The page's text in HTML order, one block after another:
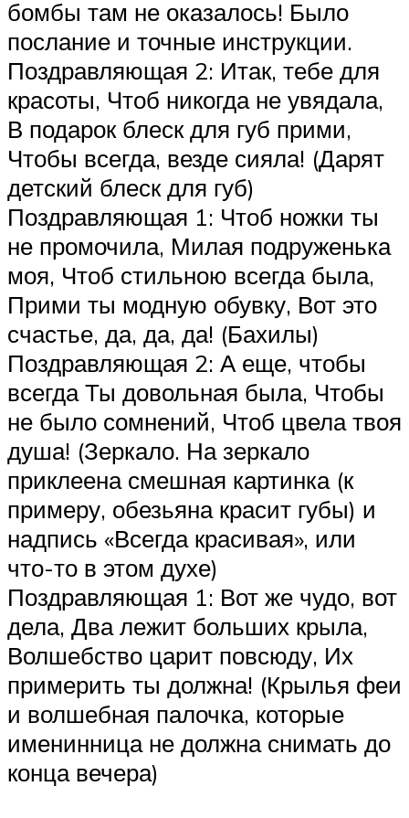
бомбы там не оказалось! Было
послание и точные инструкции.
Поздравляющая 2: Итак, тебе для
красоты, Чтоб никогда не увядала,
В подарок блеск для губ прими,
Чтобы всегда, везде сияла! (Дарят
детский блеск для губ)
Поздравляющая 1: Чтоб ножки ты
не промочила, Милая подруженька
моя, Чтоб стильною всегда была,
Прими ты модную обувку, Вот это
счастье, да, да, да! (Бахилы)
Поздравляющая 2: А еще, чтобы
всегда Ты довольная была, Чтобы
не было сомнений, Чтоб цвела твоя
душа! (Зеркало. На зеркало
приклеена смешная картинка (к
примеру, обезьяна красит губы) и
надпись «Всегда красивая», или
что-то в этом духе)
Поздравляющая 1: Вот же чудо, вот
дела, Два лежит больших крыла,
Волшебство царит повсюду, Их
примерить ты должна! (Крылья феи
и волшебная палочка, которые
именинница не должна снимать до
конца вечера)